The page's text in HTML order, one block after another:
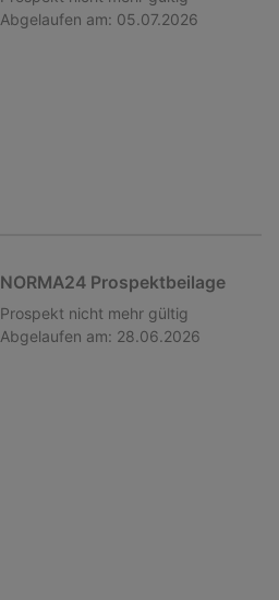
Abgelaufen am: 05.07.2026
NORMA24 Prospektbeilage
Prospekt nicht mehr gültig
Abgelaufen am: 28.06.2026